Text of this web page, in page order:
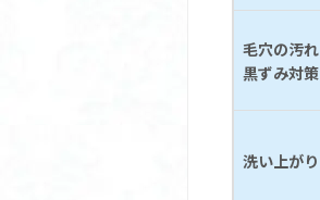
毛穴の汚れ
黒ずみ対策
洗い上がり